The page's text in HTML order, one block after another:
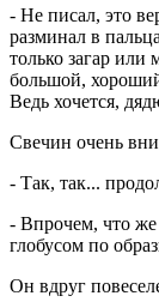
- Не писал, это
разминал в
только загар
большой,
Ведь хочется,
Свечин очень
- Так, так...
- Впрочем, что же
глобусом по
Он вдруг